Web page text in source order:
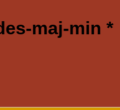
maj-min *